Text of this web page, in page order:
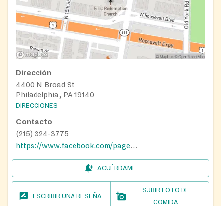
Dirección
4400 N Broad St
Philadelphia, PA 19140
DIRECCIONES
Contacto
(215) 324-3775
https://www.facebook.com/pages/First-Redemption-Evangelical-Church/115502805139171
ACUÉRDAME
ESCRIBIR UNA RESEÑA
SUBIR FOTO DE
COMIDA